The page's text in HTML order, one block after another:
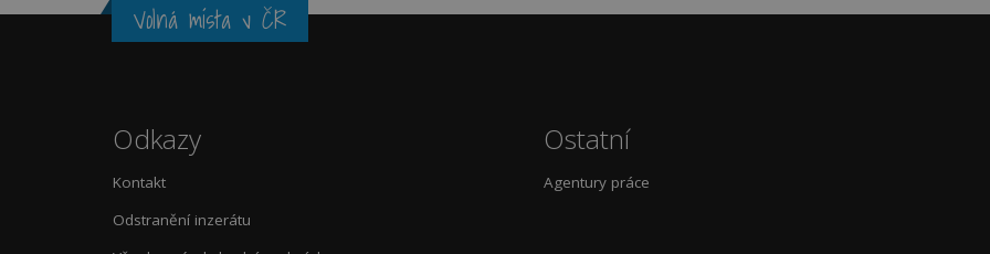
Volná místa v ČR
Odkazy
Kontakt
Odstranění inzerátu
Ostatní
Agentury práce